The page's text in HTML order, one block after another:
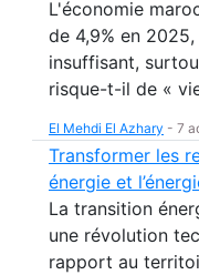
L'économie
de 4,9% en
insuffisant,
risque-t-il de «
El Mehdi El Azhary - 7
Transformer les
énergie et
La transition
une révolution
rapport au